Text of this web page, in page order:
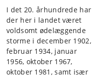
I det 20. århundrede har
der her i landet været
voldsomt ødelæggende
storme i december 1902,
februar 1934, januar
1956, oktober 1967,
oktober 1981, samt især